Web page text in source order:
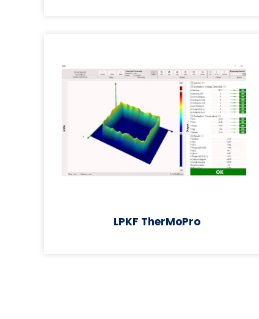
LPKF TherMoPro